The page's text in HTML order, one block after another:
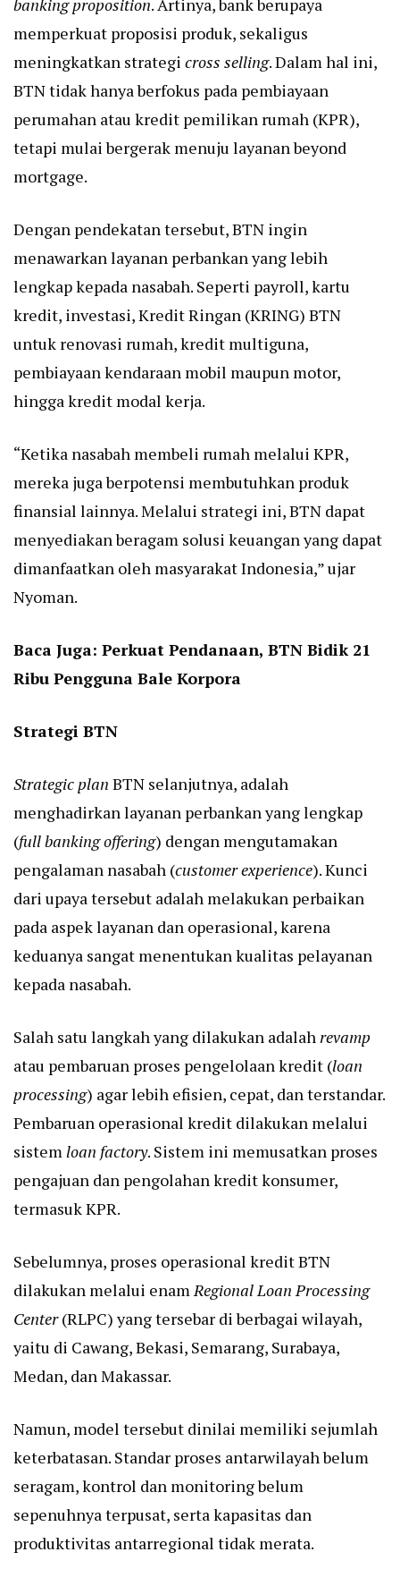
banking proposition. Artinya, bank berupaya
memperkuat proposisi produk, sekaligus
meningkatkan strategi cross selling. Dalam hal ini,
BTN tidak hanya berfokus pada pembiayaan
perumahan atau kredit pemilikan rumah (KPR),
tetapi mulai bergerak menuju layanan beyond
mortgage.
Dengan pendekatan tersebut, BTN ingin
menawarkan layanan perbankan yang lebih
lengkap kepada nasabah. Seperti payroll, kartu
kredit, investasi, Kredit Ringan (KRING) BTN
untuk renovasi rumah, kredit multiguna,
pembiayaan kendaraan mobil maupun motor,
hingga kredit modal kerja.
“Ketika nasabah membeli rumah melalui KPR,
mereka juga berpotensi membutuhkan produk
finansial lainnya. Melalui strategi ini, BTN dapat
menyediakan beragam solusi keuangan yang dapat
dimanfaatkan oleh masyarakat Indonesia,” ujar
Nyoman.
Baca Juga: Perkuat Pendanaan, BTN Bidik 21
Ribu Pengguna Bale Korpora
Strategi BTN
Strategic plan BTN selanjutnya, adalah
menghadirkan layanan perbankan yang lengkap
(full banking offering) dengan mengutamakan
pengalaman nasabah (customer experience). Kunci
dari upaya tersebut adalah melakukan perbaikan
pada aspek layanan dan operasional, karena
keduanya sangat menentukan kualitas pelayanan
kepada nasabah.
Salah satu langkah yang dilakukan adalahrevamp
atau pembaruan proses pengelolaan kredit (loan
processing) agar lebih efisien, cepat, dan terstandar.
Pembaruan operasional kredit dilakukan melalui
sistem loan factory. Sistem ini memusatkan proses
pengajuan dan pengolahan kredit konsumer,
termasuk KPR.
Sebelumnya, proses operasional kredit BTN
dilakukan melalui enamRegional Loan Processing
Center(RLPC) yang tersebar di berbagai wilayah,
yaitu di Cawang, Bekasi, Semarang, Surabaya,
Medan, dan Makassar.
Namun, model tersebut dinilai memiliki sejumlah
keterbatasan. Standar proses antarwilayah belum
seragam, kontrol dan monitoring belum
sepenuhnya terpusat, serta kapasitas dan
produktivitas antarregional tidak merata.